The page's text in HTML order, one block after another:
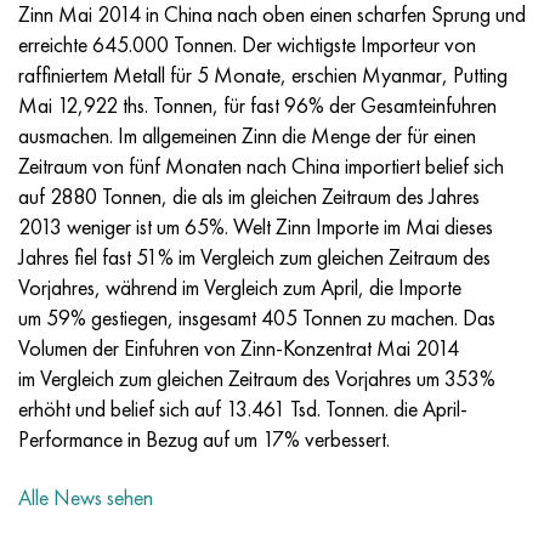
Zinn Mai 2014 in China nach oben einen scharfen Sprung und
erreichte 645.000 Tonnen. Der wichtigste Importeur von
raffiniertem Metall für 5 Monate, erschien Myanmar, Putting
Mai 12,922 ths. Tonnen, für fast 96% der Gesamteinfuhren
ausmachen. Im allgemeinen Zinn die Menge der für einen
Zeitraum von fünf Monaten nach China importiert belief sich
auf 2880 Tonnen, die als im gleichen Zeitraum des Jahres
2013 weniger ist um 65%. Welt Zinn Importe im Mai dieses
Jahres fiel fast 51% im Vergleich zum gleichen Zeitraum des
Vorjahres, während im Vergleich zum April, die Importe
um 59% gestiegen, insgesamt 405 Tonnen zu machen. Das
Volumen der Einfuhren von Zinn-Konzentrat Mai 2014
im Vergleich zum gleichen Zeitraum des Vorjahres um 353%
erhöht und belief sich auf 13.461 Tsd. Tonnen. die April-
Performance in Bezug auf um 17% verbessert.
Alle News sehen
Incotherm
Incotest
Jethete M152
Kobalt 6B
Martensitaushärtung 250
Renee 41
Martensitaushärtung 300
Martensitaushärtung 350
MP35N
47ND
47NHR
49KF
49K2F/49K2FA-VI
50H
50NP
50NHS
52H
52K12F
HN62VMYUT
HN62MVKYU
HN63MB
HN65VM
HN65VMTYU
HN67MVTYU
HN68VKTYU
HN68VMTYUK-VD
HN70VMTYU
VT-35
PT-1M
PT-3V
PT-7M
2V
SPT-2 Schweißdraht
AT3
3М
TL3
1.4466 - aisi 310MoLn
Legierung Al6xn
15-7Ph® - 1.4532
PH 13-8 Mo - 1.4534
1.4542 - 17-4Ph®.
Custom 455® - 1.4543 - uns s45500
1.4545 - 15-5Ph®
1.4548 - 17-4Ph®.
1.4550 - aisi 347
10H17N13М3Т
10H18N18YU4D
11H11N2V2МF
12H18N9Т
13H11N2V2МF
15H11MF
15H12VNMF
15H12N2МVFAB
15H16К5N2МVFAB
2.0872, CuNi10Fe1Mn, Cw352h
Silicium-Aluminium-Bronze
CW301G, C64200
Siliciumbronze
C65500, CuAl11Fe3
C65620, CuSi3Fe2Zn3
C65100, CuSi1,5
Zinn-Blei-Bronze
c92200, CuSn6Zn4Pb2
Rotmessing
C84400, CuSn2ZnPb
C83600, CuSn5ZnPb
45G2, 45g2, aisi 1144
Baustahl legiert
10g2, 10g2, aisi 1513
12X2H4A,15NiCr13, 1.5752
АS14, 11SMnPb30
20G, 20mn5
20HN3А, aisi 4320, 20hn3a
20HМ, 24CrMo5, 20hm
25HGM, 20CrMo5, 1.7264
R6M5, 1.3343, hs6-5-2, sw7m
R6M5K5, 1.3243, hs6-5-2-5
R6М5F3, 1.3344, hs6-5-3
R9М4К8,1.3207
R12F3, 1.3318, sw12
R18, 1.3355, hs18-0-1, sw18
Kohlenstoffstahl
U10,1.1645, C105W1
11G12, 110G13L, X120Mn12